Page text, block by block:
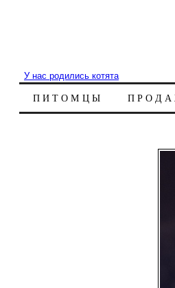
У нас родились котята
ПИТОМЦЫ